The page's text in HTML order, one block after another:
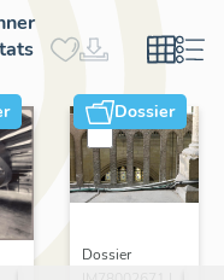
Dossier
Dossier